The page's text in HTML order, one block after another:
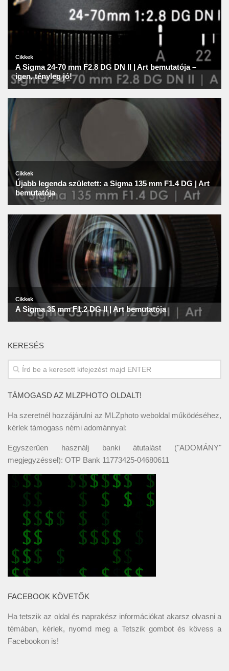
KERESÉS
TÁMOGASD AZ MLZPHOTO OLDALT!
Ha szeretnél hozzájárulni az MLZphoto weboldal működéséhez,
kérlek támogass némi adománnyal:
Egyszerűen használj banki átutalást ("ADOMÁNY"
megjegyzéssel): OTP Bank 11773425-04680611
FACEBOOK KÖVETŐK
Ha tetszik az oldal és naprakész információkat akarsz olvasni a
témában, kérlek, nyomd meg a Tetszik gombot és kövess a
Facebookon is!